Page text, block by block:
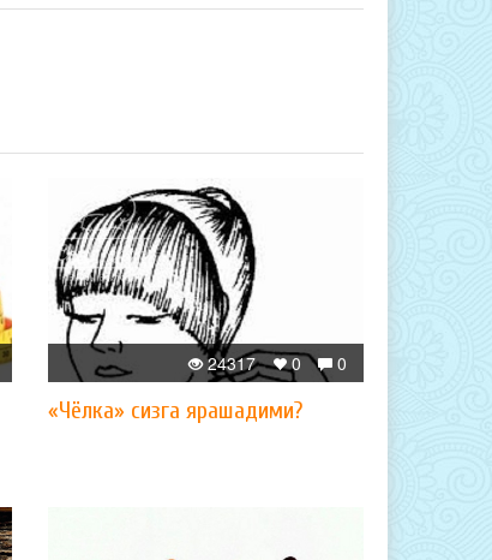
0
0
24317
«Чёлка» сизга ярашадими?